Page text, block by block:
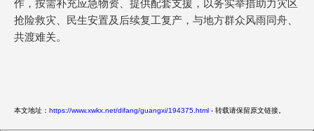
作，按需补充应急物资、提供配套支援，以务实举措助力灾区
抢险救灾、民生安置及后续复工复产，与地方群众风雨同舟、
共渡难关。
本文地址： https://www.xwkx.net/difang/guangxi/194375.html - 转载请保留原文链接。